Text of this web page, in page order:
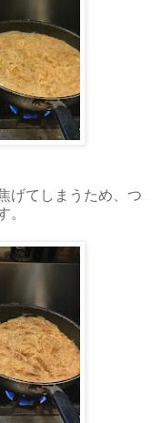
げてしまうため、つ
。